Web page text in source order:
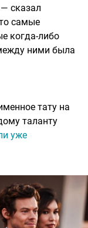
сказал
самые
когда-либо
ними была
тату на
таланту
уже